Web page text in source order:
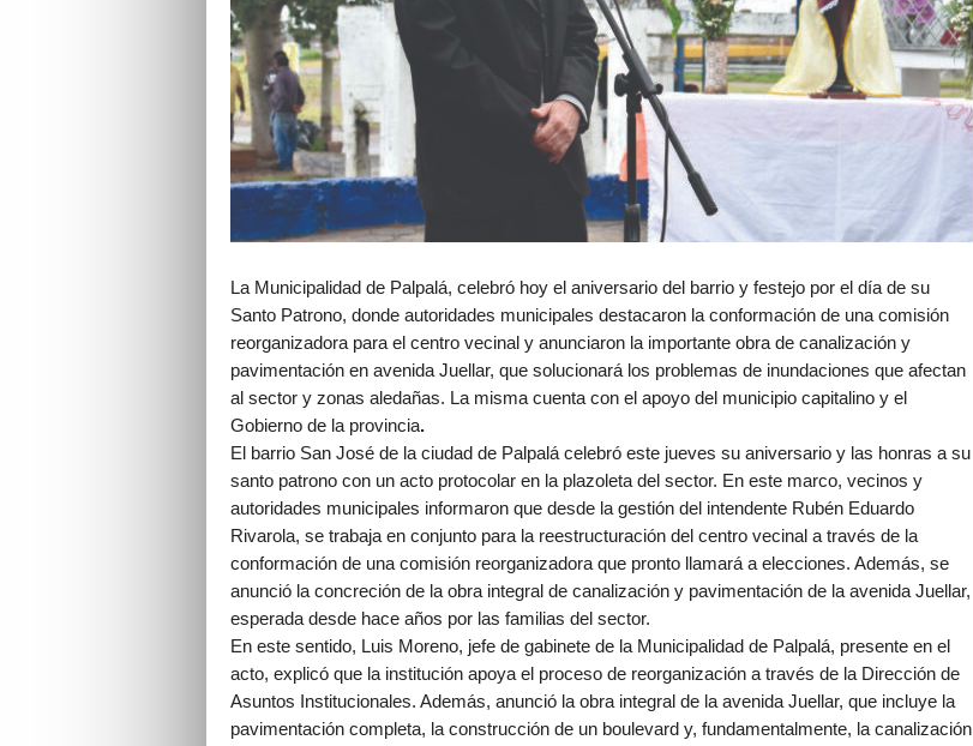
La Municipalidad de Palpalá, celebró hoy el aniversario del barrio y festejo por el día de su
Santo Patrono, donde autoridades municipales destacaron la conformación de una comisión
reorganizadora para el centro vecinal y anunciaron la importante obra de canalización y
pavimentación en avenida Juellar, que solucionará los problemas de inundaciones que afectan
al sector y zonas aledañas. La misma cuenta con el apoyo del municipio capitalino y el
Gobierno de la provincia.
El barrio San José de la ciudad de Palpalá celebró este jueves su aniversario y las honras a su
santo patrono con un acto protocolar en la plazoleta del sector. En este marco, vecinos y
autoridades municipales informaron que desde la gestión del intendente Rubén Eduardo
Rivarola, se trabaja en conjunto para la reestructuración del centro vecinal a través de la
conformación de una comisión reorganizadora que pronto llamará a elecciones. Además, se
anunció la concreción de la obra integral de canalización y pavimentación de la avenida Juellar,
esperada desde hace años por las familias del sector.
En este sentido, Luis Moreno, jefe de gabinete de la Municipalidad de Palpalá, presente en el
acto, explicó que la institución apoya el proceso de reorganización a través de la Dirección de
Asuntos Institucionales. Además, anunció la obra integral de la avenida Juellar, que incluye la
pavimentación completa, la construcción de un boulevard y, fundamentalmente, la canalización